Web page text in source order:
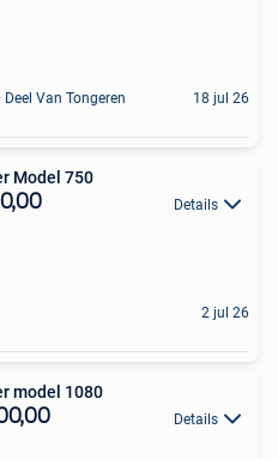
Deel Van Tongeren 18 jul 26
Model 750
Details
2 jul 26
model 1080
Details